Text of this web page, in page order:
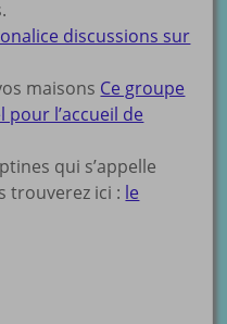
discussions sur
maisons Ce groupe
l’accueil de
qui s’appelle
trouverez ici : le